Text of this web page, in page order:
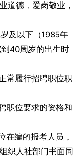
道德，爱岗敬业，
及以下（1985年
40周岁的出生时
常履行招聘职位职
职位要求的资格和
编的报考人员，
织人社部门书面同